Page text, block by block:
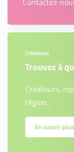
Créateurs
Trouvez à
Créateurs,
région.
En savoir plus